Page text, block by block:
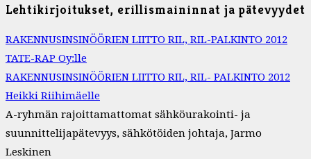
Lehtikirjoitukset, erillismaininnat ja pätevyydet
RAKENNUSINSINÖÖRIEN LIITTO RIL, RIL-PALKINTO 2012
TATE-RAP Oy:lle
RAKENNUSINSINÖÖRIEN LIITTO RIL, RIL- PALKINTO 2012
Heikki Riihimäelle
A-ryhmän rajoittamattomat sähköurakointi- ja
suunnittelijapätevyys, sähkötöiden johtaja, Jarmo
Leskinen